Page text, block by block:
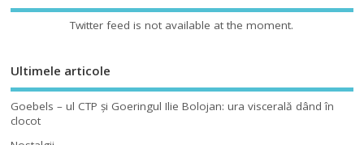
Twitter feed is not available at the moment.
Ultimele articole
Goebels – ul CTP şi Goeringul Ilie Bolojan: ura viscerală dând în
clocot